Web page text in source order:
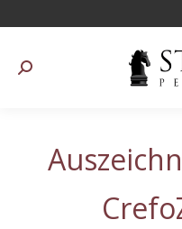
Suchen: